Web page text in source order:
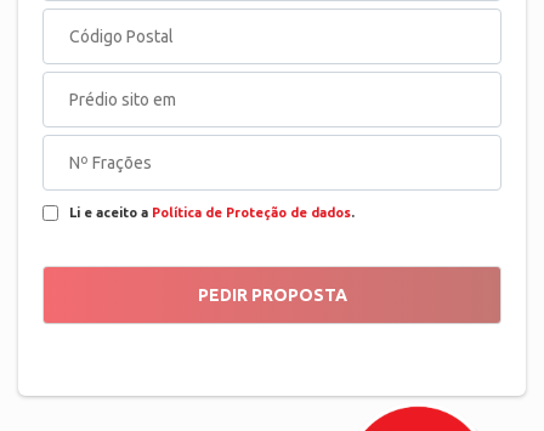
Li e aceito a Política de Proteção de dados.